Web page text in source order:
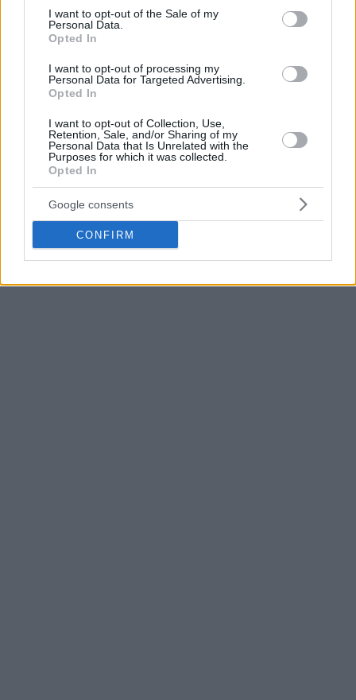
consent section.
I want to opt-out of the Sale of my
Personal Data.
Opted In
I want to opt-out of processing my
Personal Data for Targeted Advertising.
Opted In
I want to opt-out of Collection, Use,
Retention, Sale, and/or Sharing of my
Personal Data that Is Unrelated with the
Purposes for which it was collected.
Opted In
Google consents
CONFIRM
Δηλώσεις στοESPNγια το θέμα, έκανε και η μάνατζερ του
Ίρβινγκ,Σετέλια Ράιλι
, η οποία τόνισε μεταξύ άλλων:
Πρόκειται για το ότι ο Κάιρι θα είναι στο 1000% έτοιμος
όταν επιστρέψει και θα δώσει στον εαυτό του την καλύτερη
ευκαιρία να κυνηγήσει ένα πρωτάθλημα την επόμενη σεζόν
Irving’s agent, Shetellia Riley Irving, tells ESPN:
“This is about Kyrie being 1000% when he
comes back and giving himself the best chance
to chase a championship next season.”
https://t.co/iWx4eQbJ82